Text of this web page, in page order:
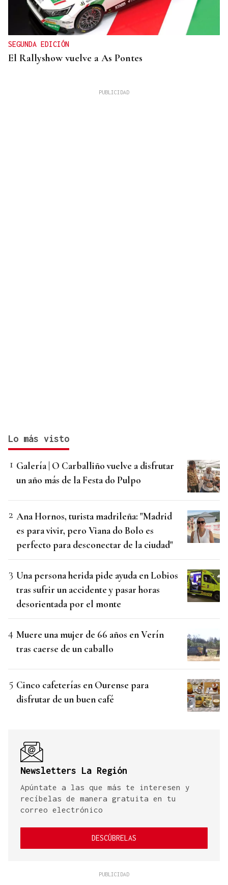
SEGUNDA EDICIÓN
El Rallyshow vuelve a As Pontes
Lo más visto
Galería | O Carballiño vuelve a disfrutar
un año más de la Festa do Pulpo
Ana Hornos, turista madrileña: "Madrid
es para vivir, pero Viana do Bolo es
perfecto para desconectar de la ciudad"
Una persona herida pide ayuda en Lobios
tras sufrir un accidente y pasar horas
desorientada por el monte
Muere una mujer de 66 años en Verín
tras caerse de un caballo
Cinco cafeterías en Ourense para
disfrutar de un buen café
Newsletters La Región
Apúntate a las que más te interesen y
recíbelas de manera gratuita en tu
correo electrónico
DESCÚBRELAS